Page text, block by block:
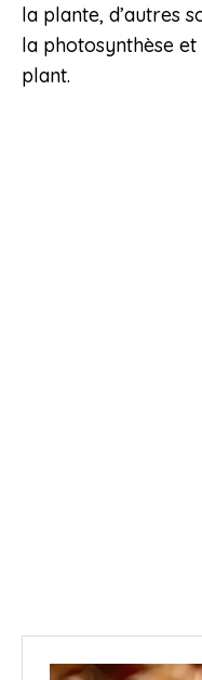
la plante, d’autres
la photosynthèse
plant.